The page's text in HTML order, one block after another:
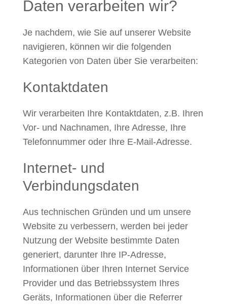
Daten verarbeiten wir?
Je nachdem, wie Sie auf unserer Website
navigieren, können wir die folgenden
Kategorien von Daten über Sie verarbeiten:
Kontaktdaten
Wir verarbeiten Ihre Kontaktdaten, z.B. Ihren
Vor- und Nachnamen, Ihre Adresse, Ihre
Telefonnummer oder Ihre E-Mail-Adresse.
Internet- und
Verbindungsdaten
Aus technischen Gründen und um unsere
Website zu verbessern, werden bei jeder
Nutzung der Website bestimmte Daten
generiert, darunter Ihre IP-Adresse,
Informationen über Ihren Internet Service
Provider und das Betriebssystem Ihres
Geräts, Informationen über die Referrer